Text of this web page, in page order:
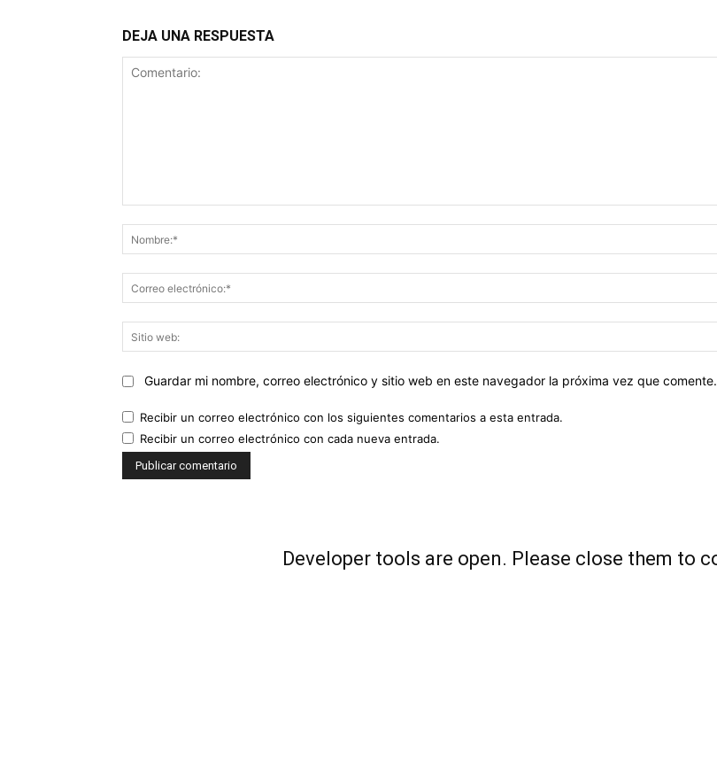
DEJA UNA RESPUESTA
Guardar mi nombre, correo electrónico y sitio web en este navegador la próxima vez que comente.
Recibir un correo electrónico con los siguientes comentarios a esta entrada.
Recibir un correo electrónico con cada nueva entrada.